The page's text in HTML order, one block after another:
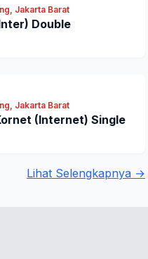
Jakarta Barat
Double
Jakarta Barat
(Internet) Single
Lihat Selengkapnya →